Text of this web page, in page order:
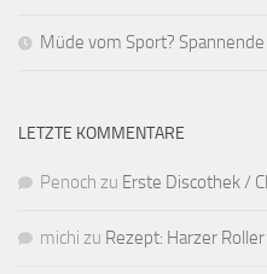
Müde vom Sport?
LETZTE KOMMENTARE
Penoch zu Erste Discothek /
michi zu Rezept: Harzer